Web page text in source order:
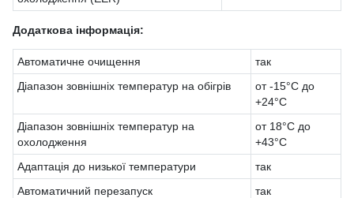
Додаткова інформація:
Автоматичне очищення
так
Діапазон зовнішніх температур на обігрів
от -15°C до
+24°C
Діапазон зовнішніх температур на
охолодження
от 18°С до
+43°С
Адаптація до низької температури
так
Автоматичний перезапуск
так